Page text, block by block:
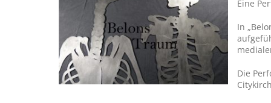
Eine
In
Die